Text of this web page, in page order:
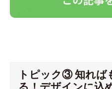
トピック③ 知れば